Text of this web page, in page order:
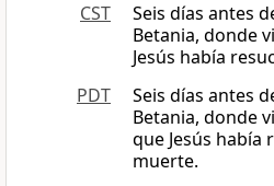
CST
Seis días antes
Betania, donde
Jesús había
PDT
Seis días antes
Betania, donde
que Jesús había
muerte.